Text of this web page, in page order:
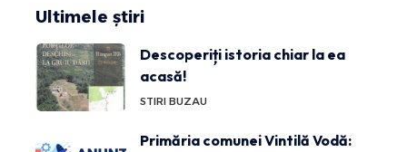
Ultimele știri
Descoperiți istoria chiar la ea
acasă!
STIRI BUZAU
Primăria comunei Vintilă Vodă: